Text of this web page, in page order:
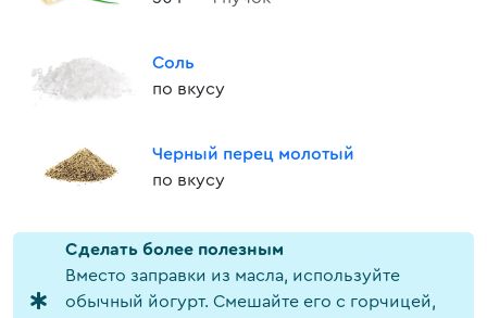
Соль
по вкусу
Черный перец молотый
по вкусу
Cделать более полезным
Вместо заправки из масла, используйте
обычный йогурт. Смешайте его с горчицей,